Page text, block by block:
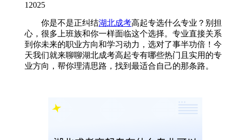
12025
你是不是正纠结湖北成考高起专选什么专业？别担
心，很多上班族和你一样面临这个选择。专业直接关系
到你未来的职业方向和学习动力，选对了事半功倍！今
天我们就来聊聊湖北成考高起专有哪些热门且实用的专
业方向，帮你理清思路，找到最适合自己的那条路。